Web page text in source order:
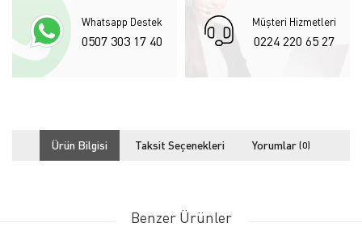
Whatsapp Destek
0507 303 17 40
Müşteri Hizmetleri
0224 220 65 27
Ürün Bilgisi Taksit Seçenekleri Yorumlar (0)
Benzer Ürünler